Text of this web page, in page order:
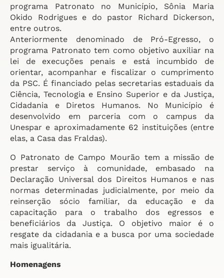
programa Patronato no Município, Sônia Maria
Okido Rodrigues e do pastor Richard Dickerson,
entre outros.
Anteriormente denominado de Pró-Egresso, o
programa Patronato tem como objetivo auxiliar na
lei de execuções penais e está incumbido de
orientar, acompanhar e fiscalizar o cumprimento
da PSC. É financiado pelas secretarias estaduais da
Ciência, Tecnologia e Ensino Superior e da Justiça,
Cidadania e Diretos Humanos. No Município é
desenvolvido em parceria com o campus da
Unespar e aproximadamente 62 instituições (entre
elas, a Casa das Fraldas).
O Patronato de Campo Mourão tem a missão de
prestar serviço à comunidade, embasado na
Declaração Universal dos Direitos Humanos e nas
normas determinadas judicialmente, por meio da
reinserção sócio familiar, da educação e da
capacitação para o trabalho dos egressos e
beneficiários da Justiça. O objetivo maior é o
resgate da cidadania e a busca por uma sociedade
mais igualitária.
Homenagens